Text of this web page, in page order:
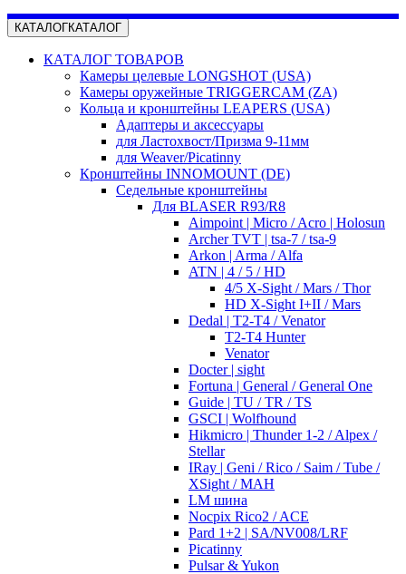
КАТАЛОГКАТАЛОГ
КАТАЛОГ ТОВАРОВ
Камеры целевые LONGSHOT (USA)
Камеры оружейные TRIGGERCAM (ZA)
Кольца и кронштейны LEAPERS (USA)
Адаптеры и аксессуары
для Ластохвост/Призма 9-11мм
для Weaver/Picatinny
Кронштейны INNOMOUNT (DE)
Седельные кронштейны
Для BLASER R93/R8
Aimpoint | Micro / Acro | Holosun
Archer TVT | tsa-7 / tsa-9
Arkon | Arma / Alfa
ATN | 4 / 5 / HD
4/5 X-Sight / Mars / Thor
HD X-Sight I+II / Mars
Dedal | T2-T4 / Venator
T2-T4 Hunter
Venator
Docter | sight
Fortuna | General / General One
Guide | TU / TR / TS
GSCI | Wolfhound
Hikmicro | Thunder 1-2 / Alpex /
Stellar
IRay | Geni / Rico / Saim / Tube /
XSight / MAH
LM шина
Nocpix Rico2 / ACE
Pard 1+2 | SA/NV008/LRF
Picatinny
Pulsar & Yukon